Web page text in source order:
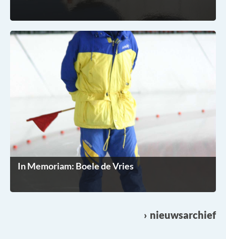
In Memoriam: Boele de Vries
nieuwsarchief